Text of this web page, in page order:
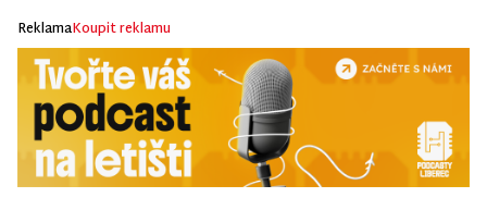
ReklamaKoupit reklamu